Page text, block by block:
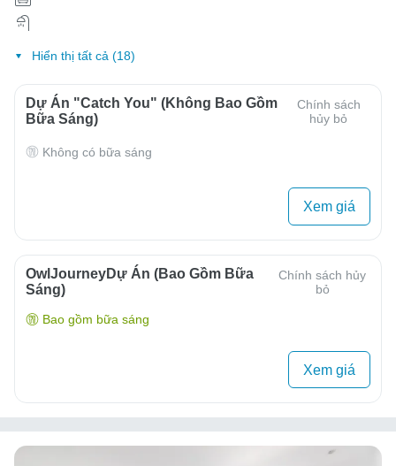
Hiển thị tất cả (18)
Dự Án "Catch You" (Không Bao Gồm
Bữa Sáng)
Chính sách
hủy bỏ
Không có bữa sáng
Xem giá
OwlJourneyDự Án (Bao Gồm Bữa
Sáng)
Chính sách hủy
bỏ
Bao gồm bữa sáng
Xem giá